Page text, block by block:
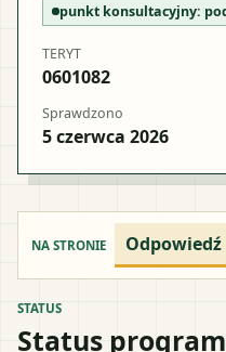
punkt konsultacyjny:
TERYT
0601082
Sprawdzono
5 czerwca 2026
NA STRONIE Odpowiedź
STATUS
Status